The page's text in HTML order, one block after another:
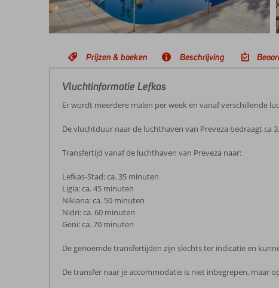
Prijzen & boeken Beschrijving
Vluchtinformatie Lefkas
Er wordt meerdere malen per week en vanaf verschillende
De vluchtduur naar de luchthaven van Preveza bedraagt ca
Transfertijd vanaf de luchthaven van Preveza naar:
Lefkas-Stad: ca. 35 minuten
Ligia: ca. 45 minuten
Nikiana: ca. 50 minuten
Nidri: ca. 60 minuten
Geni: ca. 70 minuten
De genoemde transfertijden zijn slechts ter indicatie en
De transfer naar je accommodatie is niet inbegrepen, maar